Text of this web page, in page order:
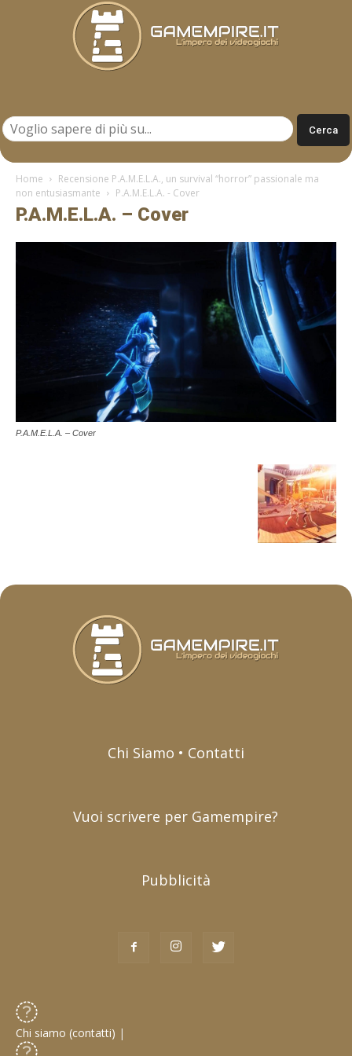
Home
Recensione P.A.M.E.L.A., un survival “horror” passionale ma
non entusiasmante
P.A.M.E.L.A. - Cover
P.A.M.E.L.A. – Cover
P.A.M.E.L.A. – Cover
Chi Siamo • Contatti
Vuoi scrivere per Gamempire?
Pubblicità
Chi siamo (contatti) |